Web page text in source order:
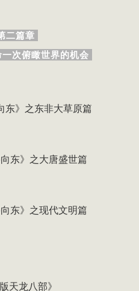
二篇章
次俯瞰世界的机会
东》之东非大草原篇
东》之大唐盛世篇
东》之现代文明篇
天龙八部》